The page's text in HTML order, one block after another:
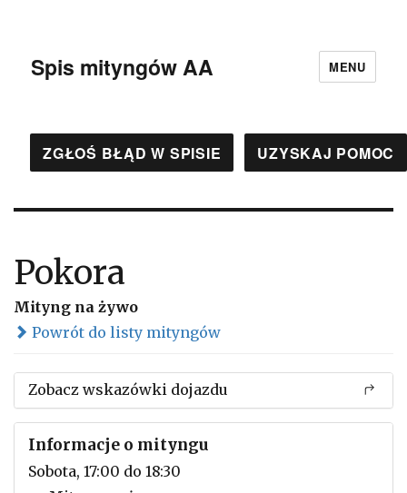
Spis mityngów AA MENU
ZGŁOŚ BŁĄD W SPISIE UZYSKAJ POMOC
Pokora
Mityng na żywo
Powrót do listy mityngów
Zobacz wskazówki dojazdu
Informacje o mityngu
Sobota, 17:00 do 18:30